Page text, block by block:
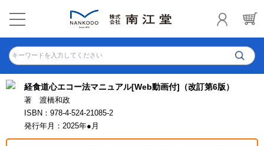
キーワードを入力してください
経食道心エコー法マニュアル[Web動画付]（改訂第6版）
著 渡橋和政
ISBN：978-4-524-21085-2
発行年月：2025年●月